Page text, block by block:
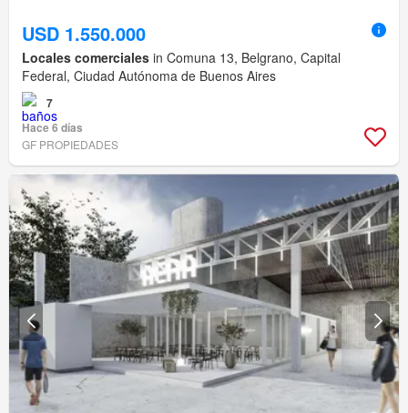
USD 1.550.000
Locales comerciales in Comuna 13, Belgrano, Capital
Federal, Ciudad Autónoma de Buenos Aires
7
Hace 6 días
GF PROPIEDADES